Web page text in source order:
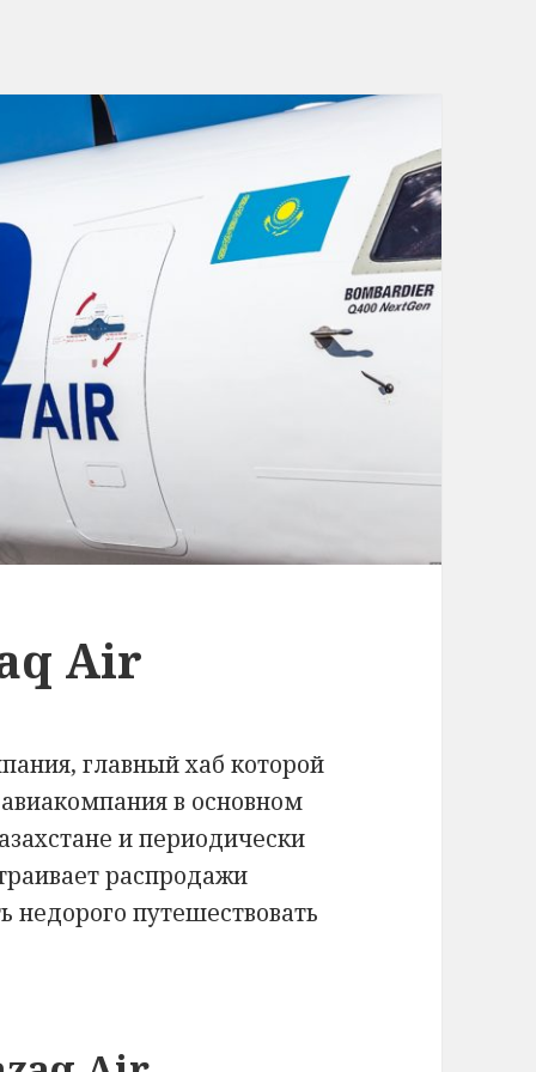
Air
главный хаб которой
в основном
и периодически
распродажи
недорого путешествовать